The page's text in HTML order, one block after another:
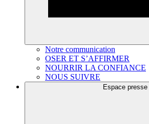
Notre communication
OSER ET S’AFFIRMER
NOURRIR LA CONFIANCE
NOUS SUIVRE
Espace presse